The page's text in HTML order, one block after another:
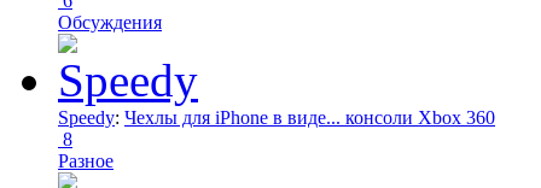
Обсуждения
Speedy: Чехлы для iPhone в виде... консоли Xbox 360
8
Разное